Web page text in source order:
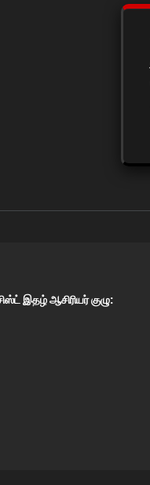
இதழ் ஆசிரியர் குழு: